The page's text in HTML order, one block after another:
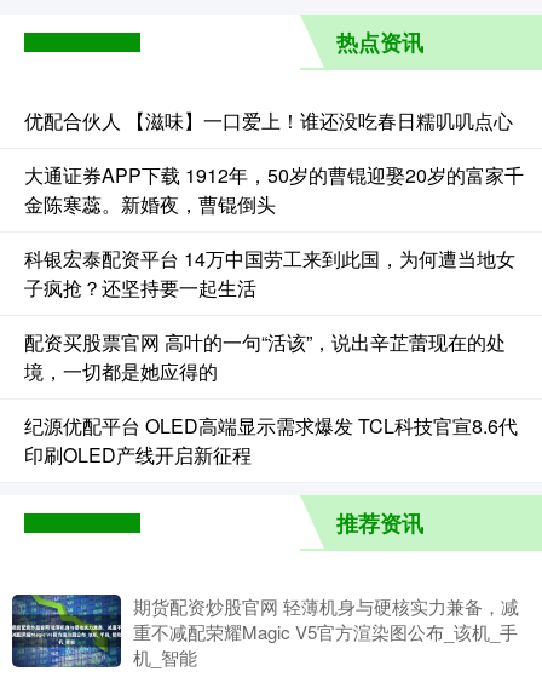
热点资讯
优配合伙人 【滋味】一口爱上！谁还没吃春日糯叽叽点心
大通证券APP下载 1912年，50岁的曹锟迎娶20岁的富家千
金陈寒蕊。新婚夜，曹锟倒头
科银宏泰配资平台 14万中国劳工来到此国，为何遭当地女
子疯抢？还坚持要一起生活
配资买股票官网 高叶的一句“活该”，说出辛芷蕾现在的处
境，一切都是她应得的
纪源优配平台 OLED高端显示需求爆发 TCL科技官宣8.6代
印刷OLED产线开启新征程
推荐资讯
期货配资炒股官网 轻薄机身与硬核实力兼备，减
重不减配荣耀Magic V5官方渲染图公布_该机_手
机_智能